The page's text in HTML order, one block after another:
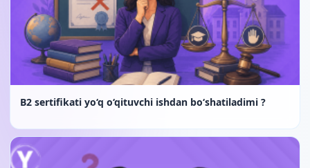
B2 sertifikati yo‘q o‘qituvchi ishdan bo‘shatiladimi ?